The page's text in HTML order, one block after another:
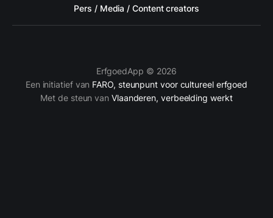
Pers / Media / Content creators
ErfgoedApp © 2026
Een initiatief van FARO, steunpunt voor cultureel erfgoed
Met de steun van Vlaanderen, verbeelding werkt